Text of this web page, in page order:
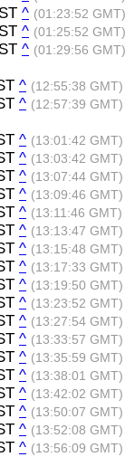
^ (01:23:52 GMT)
^ (01:25:52 GMT)
^ (01:29:56 GMT)
^ (12:55:38 GMT)
^ (12:57:39 GMT)
^ (13:01:42 GMT)
^ (13:03:42 GMT)
^ (13:07:44 GMT)
^ (13:09:46 GMT)
^ (13:11:46 GMT)
^ (13:13:47 GMT)
^ (13:15:48 GMT)
^ (13:17:33 GMT)
^ (13:19:50 GMT)
^ (13:23:52 GMT)
^ (13:27:54 GMT)
^ (13:33:57 GMT)
^ (13:35:59 GMT)
^ (13:38:01 GMT)
^ (13:42:02 GMT)
^ (13:50:07 GMT)
^ (13:52:08 GMT)
^ (13:56:09 GMT)